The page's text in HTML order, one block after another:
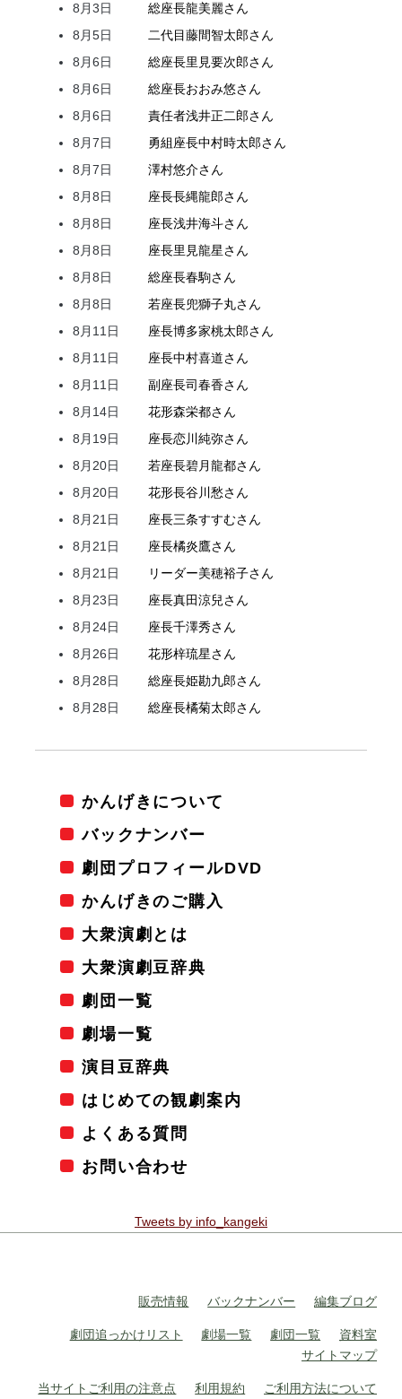
8月3日
総座長龍美麗さん
8月5日
二代目藤間智太郎さん
8月6日
総座長里見要次郎さん
8月6日
総座長おおみ悠さん
8月6日
責任者浅井正二郎さん
8月7日
勇組座長中村時太郎さん
8月7日
澤村悠介さん
8月8日
座長長縄龍郎さん
8月8日
座長浅井海斗さん
8月8日
座長里見龍星さん
8月8日
総座長春駒さん
8月8日
若座長兜獅子丸さん
8月11日
座長博多家桃太郎さん
8月11日
座長中村喜道さん
8月11日
副座長司春香さん
8月14日
花形森栄都さん
8月19日
座長恋川純弥さん
8月20日
若座長碧月龍都さん
8月20日
花形長谷川愁さん
8月21日
座長三条すすむさん
8月21日
座長橘炎鷹さん
8月21日
リーダー美穂裕子さん
8月23日
座長真田涼兒さん
8月24日
座長千澤秀さん
8月26日
花形梓琉星さん
8月28日
総座長姫勘九郎さん
8月28日
総座長橘菊太郎さん
かんげきについて
バックナンバー
劇団プロフィールDVD
かんげきのご購入
大衆演劇とは
大衆演劇豆辞典
劇団一覧
劇場一覧
演目豆辞典
はじめての観劇案内
よくある質問
お問い合わせ
Tweets by info_kangeki
販売情報 バックナンバー 編集ブログ
劇団追っかけリスト 劇場一覧 劇団一覧
資料室
サイトマップ
当サイトご利用の注意点 利用規約 ご利用方法について